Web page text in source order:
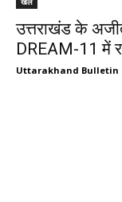
उत्तराखंड के
DREAM-11 में
Uttarakhand Bulletin